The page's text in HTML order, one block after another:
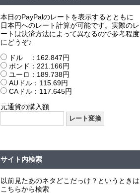
本日のPayPalのレートを表示するとともに
日本円へのレート計算が可能です。実際のレ
ートは決済方法によって異なるので参考程度
にどうぞ♪
ドル ：162.847円
ポンド：221.166円
ユーロ：189.738円
AUドル：115.69円
CAドル：117.645円
元通貨の購入額
サイト内検索
以前見たあのネタどこだっけ？というときは
こちらから検索